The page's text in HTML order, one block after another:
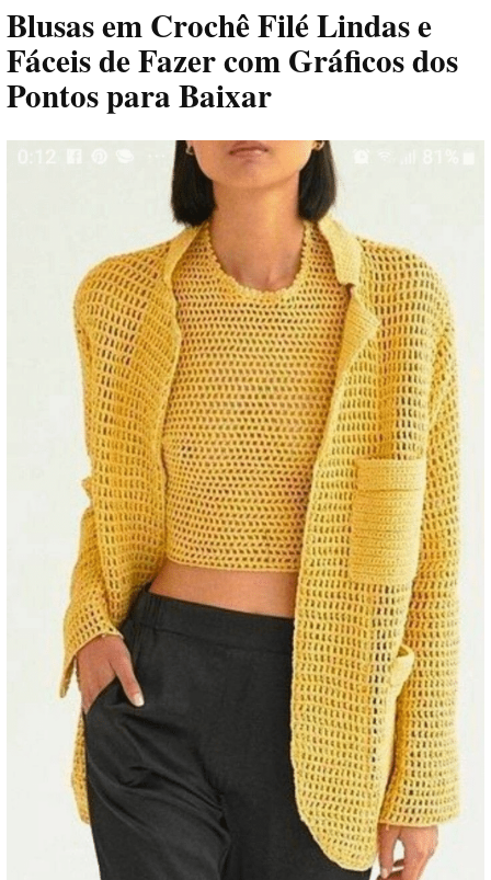
Blusas em Crochê Filé Lindas e
Fáceis de Fazer com Gráficos dos
Pontos para Baixar